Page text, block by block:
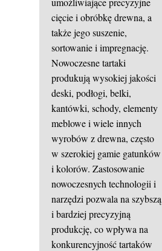
cięcie i obróbkę drewna, a
także jego suszenie,
sortowanie i impregnację.
Nowoczesne tartaki
produkują wysokiej jakości
deski, podłogi, belki,
kantówki, schody, elementy
meblowe i wiele innych
wyrobów z drewna, często
w szerokiej gamie gatunków
i kolorów. Zastosowanie
nowoczesnych technologii i
narzędzi pozwala na szybszą
i bardziej precyzyjną
produkcję, co wpływa na
konkurencyjność tartaków